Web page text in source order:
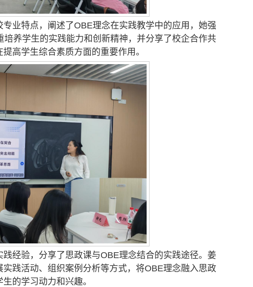
业特点，阐述了OBE理念在实践教学中的应用，她强
养学生的实践能力和创新精神，并分享了校企合作共
高学生综合素质方面的重要作用。
经验，分享了思政课与OBE理念结合的实践途径。姜
践活动、组织案例分析等方式，将OBE理念融入思政
的学习动力和兴趣。